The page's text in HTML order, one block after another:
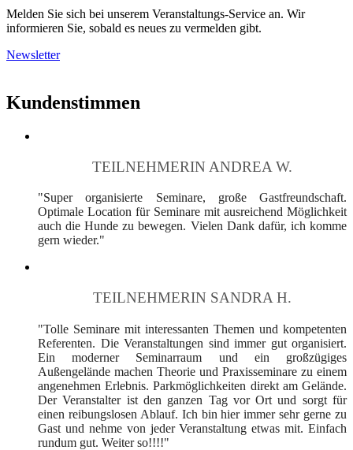
Melden Sie sich bei unserem Veranstaltungs-Service an. Wir
informieren Sie, sobald es neues zu vermelden gibt.
Newsletter
Kundenstimmen
TEILNEHMERIN ANDREA W.
"Super organisierte Seminare, große Gastfreundschaft.
Optimale Location für Seminare mit ausreichend Möglichkeit
auch die Hunde zu bewegen. Vielen Dank dafür, ich komme
gern wieder."
TEILNEHMERIN SANDRA H.
"Tolle Seminare mit interessanten Themen und kompetenten
Referenten. Die Veranstaltungen sind immer gut organisiert.
Ein moderner Seminarraum und ein großzügiges
Außengelände machen Theorie und Praxisseminare zu einem
angenehmen Erlebnis. Parkmöglichkeiten direkt am Gelände.
Der Veranstalter ist den ganzen Tag vor Ort und sorgt für
einen reibungslosen Ablauf. Ich bin hier immer sehr gerne zu
Gast und nehme von jeder Veranstaltung etwas mit. Einfach
rundum gut. Weiter so!!!!"